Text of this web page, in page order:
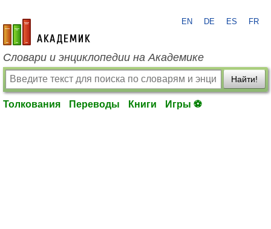
academic.ru
EN DE ES FR
Словари и энциклопедии на Академике
Найти!
Толкования Переводы Книги Игры ⚽